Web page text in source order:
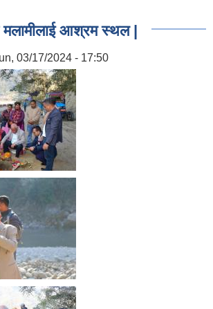
मलामीलाई आश्रम स्थल |
03/17/2024 - 17:50